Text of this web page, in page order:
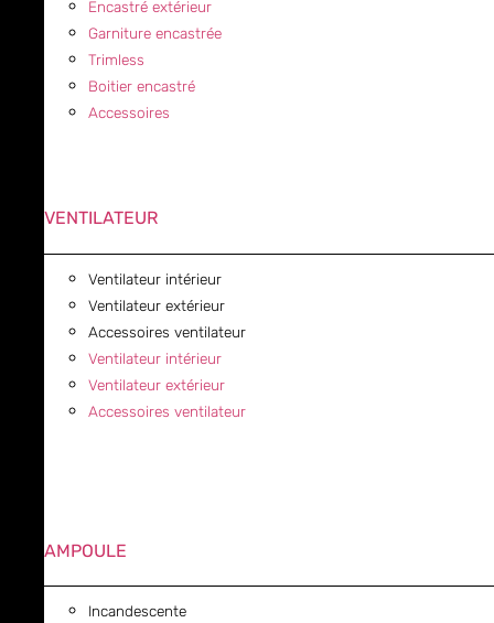
Encastré extérieur
Garniture encastrée
Trimless
Boitier encastré
Accessoires
VENTILATEUR
Ventilateur intérieur
Ventilateur extérieur
Accessoires ventilateur
Ventilateur intérieur
Ventilateur extérieur
Accessoires ventilateur
AMPOULE
Incandescente